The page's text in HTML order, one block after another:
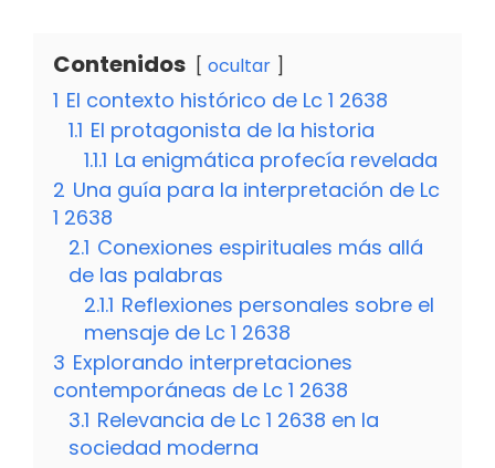
Contenidos ocultar
1 El contexto histórico de Lc 1 2638
1.1 El protagonista de la historia
1.1.1 La enigmática profecía revelada
2 Una guía para la interpretación de Lc
1 2638
2.1 Conexiones espirituales más allá
de las palabras
2.1.1 Reflexiones personales sobre el
mensaje de Lc 1 2638
3 Explorando interpretaciones
contemporáneas de Lc 1 2638
3.1 Relevancia de Lc 1 2638 en la
sociedad moderna